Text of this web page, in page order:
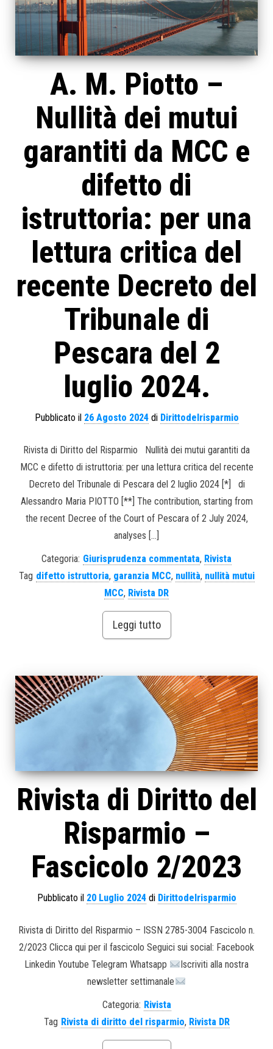
A. M. Piotto –
Nullità dei mutui
garantiti da MCC e
difetto di
istruttoria: per una
lettura critica del
recente Decreto del
Tribunale di
Pescara del 2
luglio 2024.
Pubblicato il 26 Agosto 2024di Dirittodelrisparmio
Rivista di Diritto del Risparmio Nullità dei mutui garantiti da
MCC e difetto di istruttoria: per una lettura critica del recente
Decreto del Tribunale di Pescara del 2 luglio 2024 [*] di
Alessandro Maria PIOTTO [**] The contribution, starting from
the recent Decree of the Court of Pescara of 2 July 2024,
analyses […]
Categoria: Giurisprudenza commentata, Rivista
Tag difetto istruttoria, garanzia MCC, nullità, nullità mutui
MCC, Rivista DR
Leggi tutto
Rivista di Diritto del
Risparmio –
Fascicolo 2/2023
Pubblicato il 20 Luglio 2024di Dirittodelrisparmio
Rivista di Diritto del Risparmio – ISSN 2785-3004 Fascicolo n.
2/2023 Clicca qui per il fascicolo Seguici sui social: Facebook
Linkedin Youtube Telegram Whatsapp
Iscriviti alla nostra
newsletter settimanale
Categoria: Rivista
Tag Rivista di diritto del risparmio, Rivista DR